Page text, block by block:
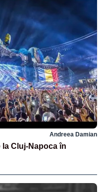
Andreea Damian
Cluj-Napoca în